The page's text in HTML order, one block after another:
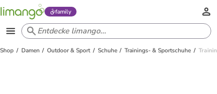
family
Shop Damen Outdoor & Sport Schuhe Trainings- & Sportschuhe